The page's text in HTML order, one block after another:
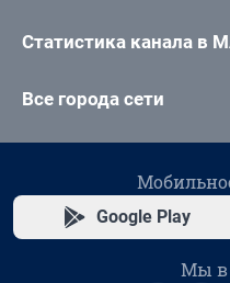
Статистика канала в
Все города сети
Google Play
Мы в